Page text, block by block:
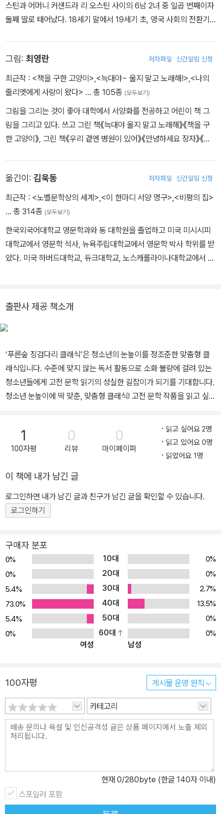
스틴과 어머니 커샌드라 리 오스틴 사이의 6남 2녀 중 일곱 번째이자
둘째 딸로 태어났다. 18세기 말에서 19세기 초, 영국 사회의 전환기
자존심, 편견, 이성, 감성, 그리고 사회적 위선을 재치 있게 드러냈다.
문체는 부드럽지만 결코 순응적이지 않았고, 풍자와 아이러니를 통해
여성의 내면과 사회적 위치를 정교하게 묘사했다. 남녀의 사회적 역
을 이어갔다. 오스틴은 생전 대부분의 작품을 익명으로 출간해야 했
는데, 《이성과 감성》의 표지는 “어떤 숙녀에 의해(By a Lady)”로
되어 있었고, 《오만과 편견》은 “《이성과 감성》의 저자가 쓴(By the
Author of Sense and Sensibility)”로 소개되었다. 그녀의 본명 ‘J
ane Austen’이 처음 표지에 등장한 것은 사후 출간된 《설득》과 《노
게 사랑받으며, 수많은 영화와 드라마, 문학 작품에 영향을 미쳤다. 오
스틴이 창작해낸 작품 속 인물들은 지금도 여전히 살아 숨 쉬듯 생생
하며, 특히 엘리자베스 베넷, 에마 우드하우스, 앤 엘리엇 등은 초기
페미니즘의 상징적 인물로 평가받는다. 제인 오스틴은 1817년, 41세
의 나이로 세상을 떠났다. 비록 짧은 생이었지만, 그녀의 대표적인 소
그림: 최영란 저자파일 신간알림 신청
최근작 : <책을 구한 고양이>,<늑대야~ 울지 말고 노래해!>,<나의
줄리엣에게 사랑이 왔다> … 총 105종 (모두보기)
그림을 그리는 것이 좋아 대학에서 서양화를 전공하고 어린이 책 그
림을 그리고 있다. 쓰고 그린 책《늑대야 울지 말고 노래해》《책을 구
한 고양이》, 그린 책《우리 곁엔 병원이 있어》《안녕하세요 장자》《못
옮긴이: 김욱동 저자파일 신간알림 신청
최근작 : <노벨문학상의 세계>,<이 한마디 서양 명구>,<비평의 집>
… 총 314종 (모두보기)
한국외국어대학교 영문학과와 동 대학원을 졸업하고 미국 미시시피
대학교에서 영문학 석사, 뉴욕주립대학교에서 영문학 박사 학위를 받
았다. 미국 하버드대학교, 듀크대학교, 노스캐롤라이나대학교에서 교
노의 문학》 《비평의 변증법》 《천재와 반역》 등이 있고, 옮긴 책으로
《앵무새 죽이기》 《호밀밭의 파수꾼》 《위대한 개츠비》 《노인과 바
지 나는 아네》 등 다수가 있다. 2011년 한국출판학술상 대상을 수상
했다.
출판사 제공 책소개
‘푸른숲 징검다리 클래식’은 청소년의 눈높이를 정조준한 맞춤형 클
래식입니다. 수준에 맞지 않는 독서 활동으로 소화 불량에 걸려 있는
청소년들에게 고전 문학 읽기의 성실한 길잡이가 되기를 기대합니다.
청소년 눈높이에 딱 맞춘, 맞춤형 클래식! 고전 문학 작품을 읽고 싶어
들을 위해 마련된 푸른숲 징검다리 클래식. 〈서울대 선정 인문고전 B
EST 11〉(전 11권) 세트를 선보입니다. 전 9종 11권(+ 1권)의 구성
서울대학교에서 대학교 신입생들과 청소년들을 위해 선정한 ’고전 문
천이 되는 고전만 따로 모았을 뿐 아니라, 전공이나 취향의 울타리를
넘어 누구나 읽어야 할 핵심 작품들만으로 구성한 세트이다. 9종 11
권으로 이루어진 고전 세트를 읽고 나면, 교훈과 감동을 느낄 수 있을
뿐 아니라 종합적 사고력까지 기르게 될 것이다. [간략한 소개] 청소
래식〉은 고전 문학의 소화 능력이 부족한 청소년들에게, 완역본으로
가는 징검다리 역할을 하는 고전 시리즈이다. 고전 문학 작품을 읽고
싶어도 방대한 분량과 난해한 내용 때문에 어려움을 겪고 있던 청소
년들에게 새로운 기회의 장을 제공할 것이다. 국내 최초로 시도한 청
소년만을 위한 전문 번역! 청소년을 대상으로 하는 시리즈의 특징을
살리기 위해, 실력을 인정받고 있는 교수들을 중심으로 신뢰도 높은
역자군을 구성했다. 또한 원작의 생생함이 그대로 살아있는지 일일이
점검하는 과정을 각 권별로 거쳐, 쉽고 신 나는 고전 읽기가 가능하다.
제 만나고 있는 현직 국어 선생님들의 친절한 해설이 실려 있다. 왜 세
계 명작을 지금 읽어야 하는지, 지금의 눈으로 어떤 것을 바라봐야 하
는지 등 다양하고 풍성한 해설을 통해 학습과 교양 두 마리 토끼를 동
시에 잡을 수 있도록 도와준다. 세트 출간 의의 완역본으로 가는 징검
다리! 학부모, 청소년 들 모두가 청소년 시기에 고전 문학 작품을 읽어
야 한다는 당위나 필요성에 대해서는 절대적으로 공감하고 있다. 그
다. 그 이유는 무엇일까? 바로 고전 문학 작품에서 풍겨 나오는 무게
에게 500~1,000쪽(단행본 기준) 이상 되는 완역본의 분량은 부담
감으로 다가올 수밖에 없다. 게다가 (역자들이 내세울 만한 권위를 가
1
100자평
0
리뷰
0
마이페이퍼
읽고 싶어요 2명
읽고 있어요 0명
읽었어요 1명
이 책에 내가 남긴 글
로그인하면 내가 남긴 글과 친구가 남긴 글을 확인할 수 있습니다.
로그인하기
구매자 분포
0% 10대
0%
0%
20대
0%
5.4%
30대
2.7%
73.0%
40대
13.5%
5.4%
50대
0%
0%
60대
0%
여성
남성
100자평 게시물 운영 원칙
카테고리
현재 0/280byte (한글 140자 이내)
스포일러 포함